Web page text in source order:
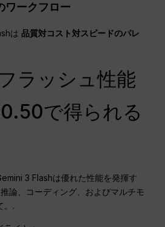
ワークフロー
は 品質対コスト対スピードのパレ
ラッシュ性能
で得られる
3 Flashは優れた性能を発揮す
推論、コーディング、およびマルチモ
。.